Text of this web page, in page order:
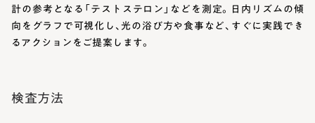
計の参考となる「テストステロン」などを測定。日内リズムの傾
向をグラフで可視化し、光の浴び方や食事など、すぐに実践でき
るアクションをご提案します。
検査方法